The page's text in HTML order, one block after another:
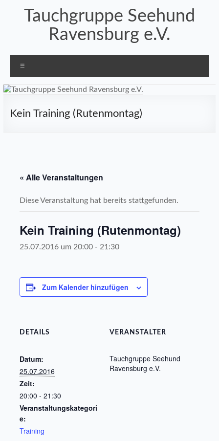
springenTauchgruppe Seehund
Ravensburg e.V.
Kein Training (Rutenmontag)
« Alle Veranstaltungen
Diese Veranstaltung hat bereits stattgefunden.
Kein Training (Rutenmontag)
25.07.2016 um 20:00- 21:30
Zum Kalender hinzufügen
DETAILS
Datum:
25.07.2016
Zeit:
20:00 - 21:30
Veranstaltungskategori
e:
Training
VERANSTALTER
Tauchgruppe Seehund
Ravensburg e.V.